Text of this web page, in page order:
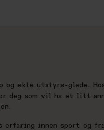
og ekte utstyrs-glede.
deg som vil ha et litt
erfaring innen sport og